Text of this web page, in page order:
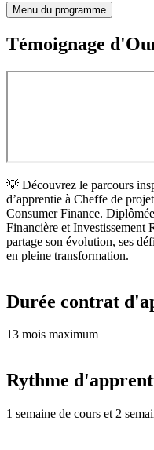
Menu du programme
Témoignage
💡 Découvrez le parcours
d’apprentie à Cheffe de
Consumer Finance.
Financière et Investissement
partage son évolution, ses
en pleine transformation.
Durée contrat
13 mois maximum
Rythme
1 semaine de cours et 2